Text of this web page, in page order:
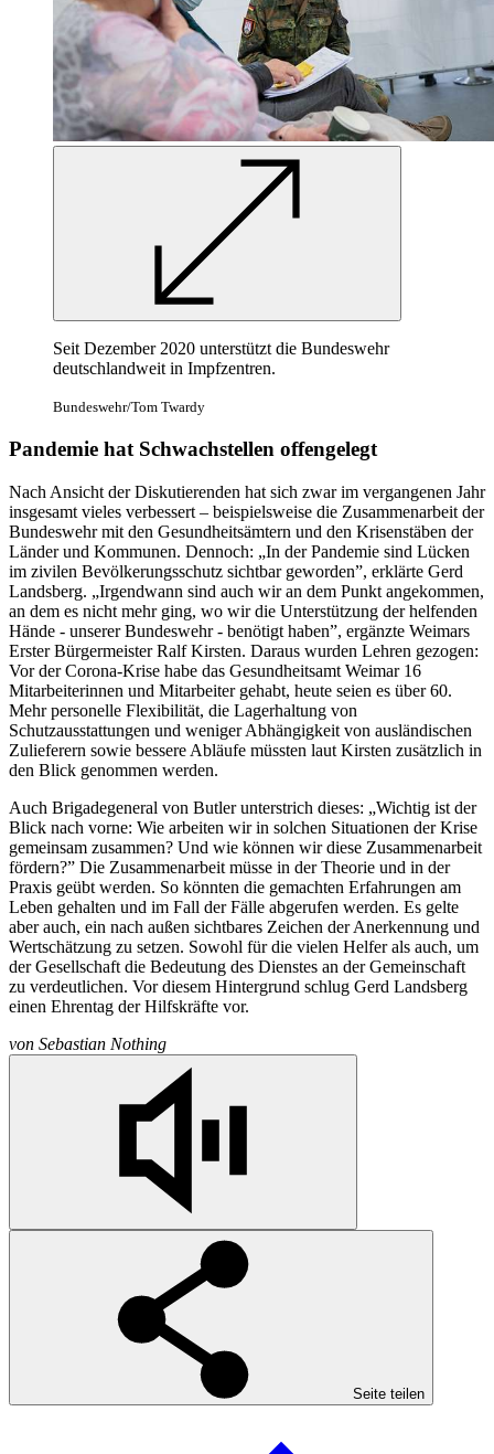
Seit Dezember 2020 unterstützt die Bundeswehr
deutschlandweit in Impfzentren.
Bundeswehr/Tom Twardy
Pandemie hat Schwachstellen offengelegt
Nach Ansicht der Diskutierenden hat sich zwar im vergangenen Jahr
insgesamt vieles verbessert – beispielsweise die Zusammenarbeit der
Bundeswehr mit den Gesundheitsämtern und den Krisenstäben der
Länder und Kommunen. Dennoch: „In der Pandemie sind Lücken
im zivilen Bevölkerungsschutz sichtbar geworden”, erklärte Gerd
Landsberg. „Irgendwann sind auch wir an dem Punkt angekommen,
an dem es nicht mehr ging, wo wir die Unterstützung der helfenden
Hände - unserer Bundeswehr - benötigt haben”, ergänzte Weimars
Erster Bürgermeister Ralf Kirsten. Daraus wurden Lehren gezogen:
Vor der Corona-Krise habe das Gesundheitsamt Weimar 16
Mitarbeiterinnen und Mitarbeiter gehabt, heute seien es über 60.
Mehr personelle Flexibilität, die Lagerhaltung von
Schutzausstattungen und weniger Abhängigkeit von ausländischen
Zulieferern sowie bessere Abläufe müssten laut Kirsten zusätzlich in
den Blick genommen werden.
Auch Brigadegeneral von Butler unterstrich dieses: „Wichtig ist der
Blick nach vorne: Wie arbeiten wir in solchen Situationen der Krise
gemeinsam zusammen? Und wie können wir diese Zusammenarbeit
fördern?” Die Zusammenarbeit müsse in der Theorie und in der
Praxis geübt werden. So könnten die gemachten Erfahrungen am
Leben gehalten und im Fall der Fälle abgerufen werden. Es gelte
aber auch, ein nach außen sichtbares Zeichen der Anerkennung und
Wertschätzung zu setzen. Sowohl für die vielen Helfer als auch, um
der Gesellschaft die Bedeutung des Dienstes an der Gemeinschaft
zu verdeutlichen. Vor diesem Hintergrund schlug Gerd Landsberg
einen Ehrentag der Hilfskräfte vor.
von Sebastian Nothing
Seite teilen